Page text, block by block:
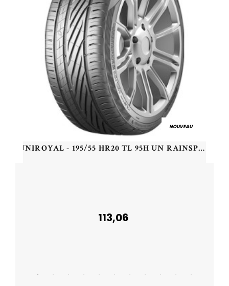
NOUVEAU
UNIROYAL - 195/55 HR20 TL 95H UN RAINSPORT 5 XL FR - 1955520 - CAB
113,06